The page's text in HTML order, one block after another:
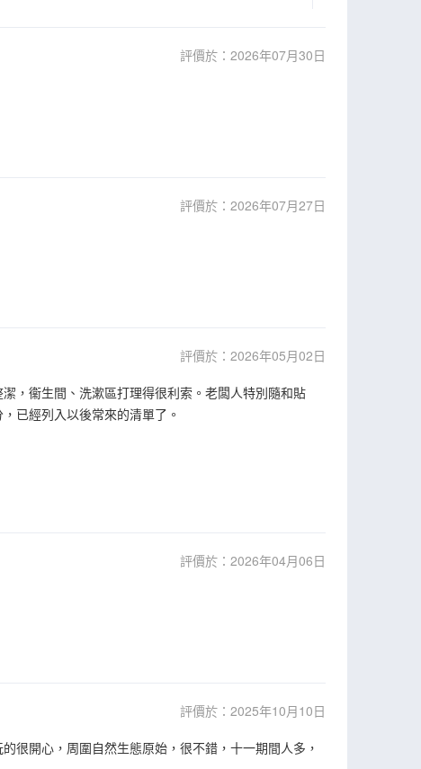
評價於：2026年07月30日
評價於：2026年07月27日
評價於：2026年05月02日
，衞生間、洗漱區打理得很利索。老闆人特別隨和貼
已經列入以後常來的清單了。
評價於：2026年04月06日
評價於：2025年10月10日
很開心，周圍自然生態原始，很不錯，十一期間人多，